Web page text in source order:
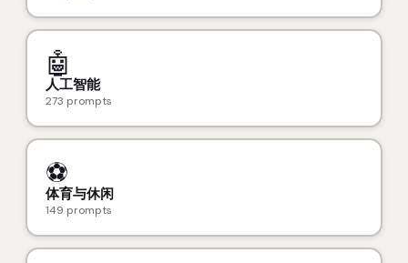
🤖
人工智能
273 prompts
⚽
体育与休闲
149 prompts